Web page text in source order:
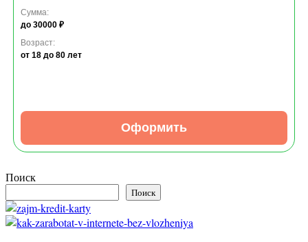
Сумма:
до 30000 ₽
Возраст:
от 18 до 80 лет
Оформить
Поиск
Поиск